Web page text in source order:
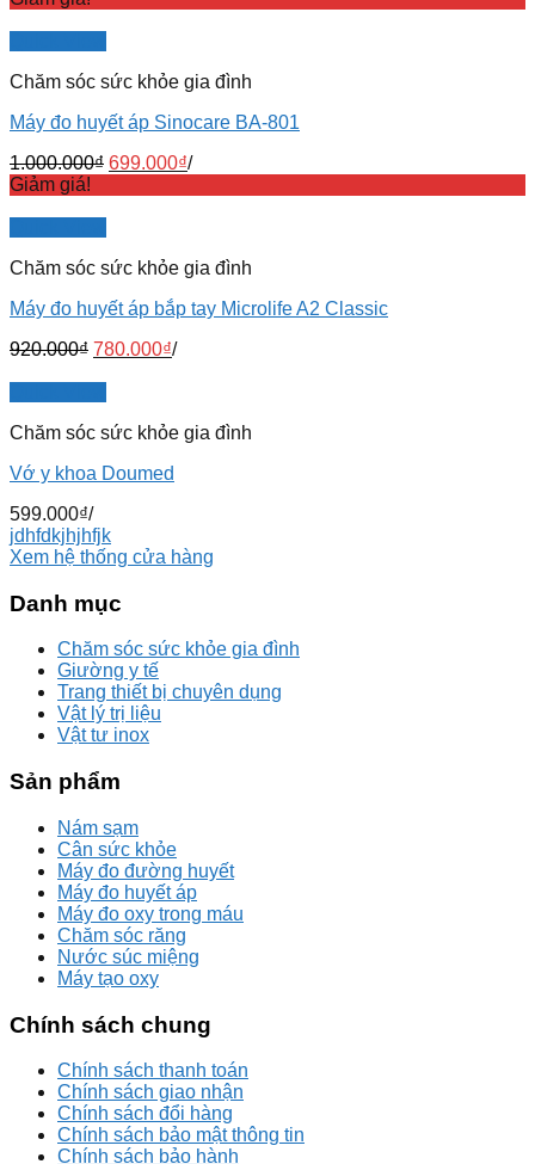
Chăm sóc sức khỏe gia đình
Máy đo huyết áp Sinocare BA-801
1.000.000₫ 699.000₫/
Giảm giá!
Chăm sóc sức khỏe gia đình
Máy đo huyết áp bắp tay Microlife A2 Classic
920.000₫ 780.000₫/
Chăm sóc sức khỏe gia đình
Vớ y khoa Doumed
599.000₫/
jdhfdkjhjhfjk
Xem hệ thống cửa hàng
Danh mục
Chăm sóc sức khỏe gia đình
Giường y tế
Trang thiết bị chuyên dụng
Vật lý trị liệu
Vật tư inox
Sản phẩm
Nám sạm
Cân sức khỏe
Máy đo đường huyết
Máy đo huyết áp
Máy đo oxy trong máu
Chăm sóc răng
Nước súc miệng
Máy tạo oxy
Chính sách chung
Chính sách thanh toán
Chính sách giao nhận
Chính sách đổi hàng
Chính sách bảo mật thông tin
Chính sách bảo hành